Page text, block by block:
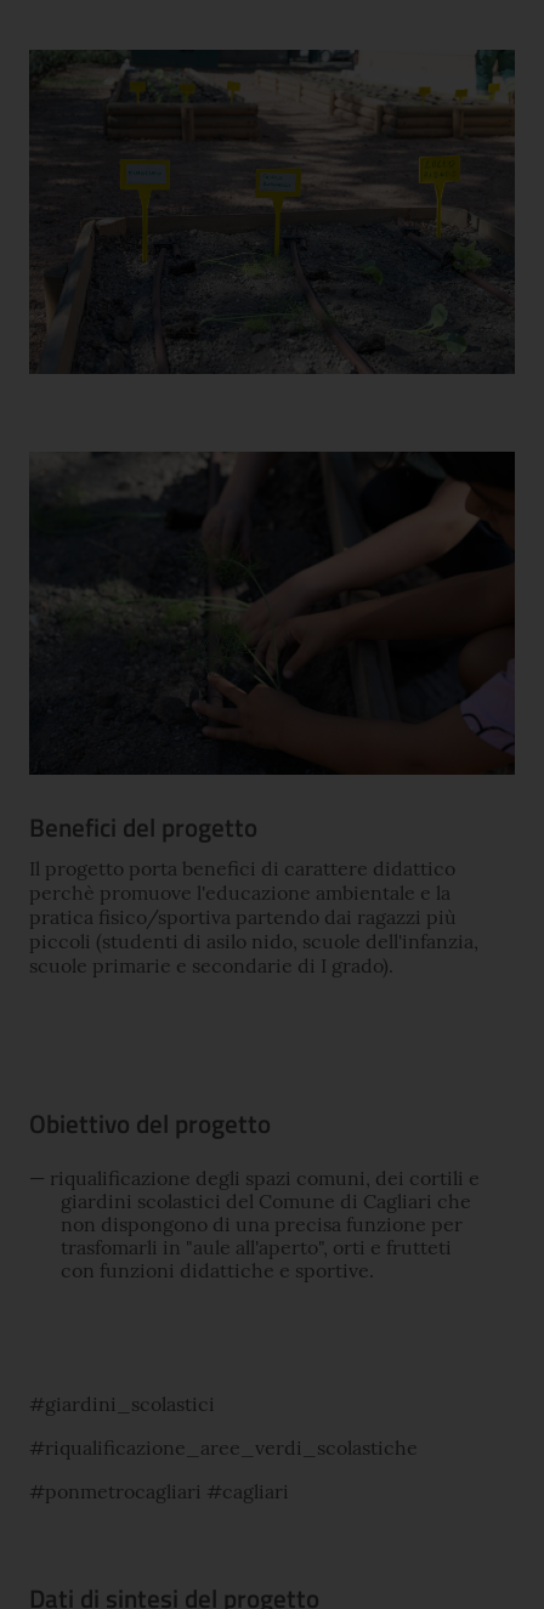
Benefici del progetto
Il progetto porta benefici di carattere didattico
perchè promuove l'educazione ambientale e la
pratica fisico/sportiva partendo dai ragazzi più
piccoli (studenti di asilo nido, scuole dell'infanzia,
scuole primarie e secondarie di I grado).
Obiettivo del progetto
riqualificazione degli spazi comuni, dei cortili e
giardini scolastici del Comune di Cagliari che
non dispongono di una precisa funzione per
trasfomarli in "aule all'aperto", orti e frutteti
con funzioni didattiche e sportive.
#giardini_scolastici
#riqualificazione_aree_verdi_scolastiche
#ponmetrocagliari #cagliari
Dati di sintesi del progetto